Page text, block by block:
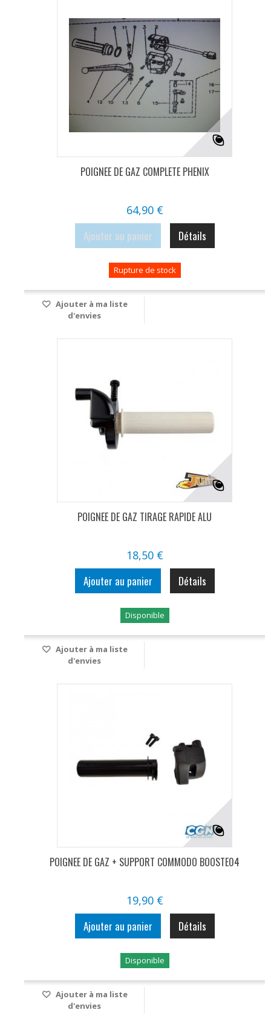
POIGNEE DE GAZ COMPLETE PHENIX
64,90 €
Ajouter au panier Détails
Rupture de stock
Ajouter à ma liste
d'envies
POIGNEE DE GAZ TIRAGE RAPIDE ALU
18,50 €
Ajouter au panier Détails
Disponible
Ajouter à ma liste
d'envies
POIGNEE DE GAZ + SUPPORT COMMODO BOOSTE04
19,90 €
Ajouter au panier Détails
Disponible
Ajouter à ma liste
d'envies